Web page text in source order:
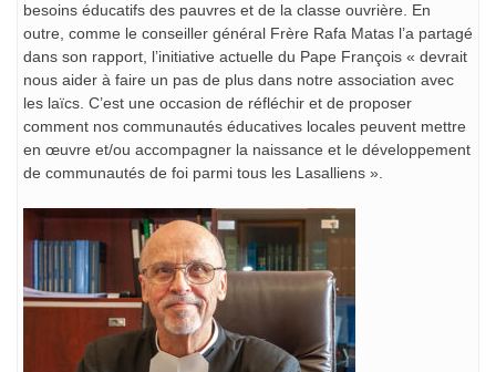
besoins éducatifs des pauvres et de la classe ouvrière. En
outre, comme le conseiller général Frère Rafa Matas l’a partagé
dans son rapport, l’initiative actuelle du Pape François « devrait
nous aider à faire un pas de plus dans notre association avec
les laïcs. C’est une occasion de réfléchir et de proposer
comment nos communautés éducatives locales peuvent mettre
en œuvre et/ou accompagner la naissance et le développement
de communautés de foi parmi tous les Lasalliens ».